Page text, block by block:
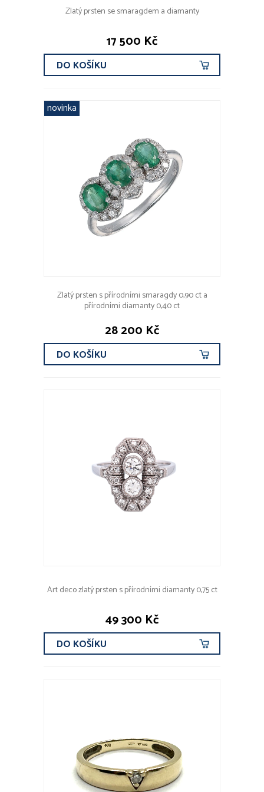
Zlatý prsten se smaragdem a diamanty
17 500 Kč
DO KOŠÍKU
novinka
Zlatý prsten s přírodními smaragdy 0,90 ct a
přírodními diamanty 0,40 ct
28 200 Kč
DO KOŠÍKU
Art deco zlatý prsten s přírodními diamanty 0,75 ct
49 300 Kč
DO KOŠÍKU